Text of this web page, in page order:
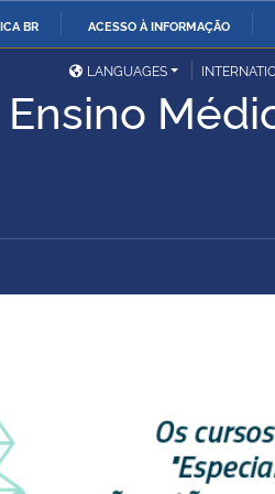
O
BR ACESSO À INFORMAÇÃO
Ministério das Relações
Exteriores
Ministério da Saúde
LANGUAGES